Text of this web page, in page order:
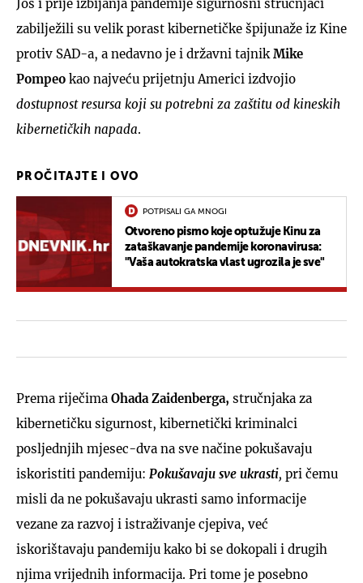
Još i prije izbijanja pandemije sigurnosni stručnjaci
zabilježili su velik porast kibernetičke špijunaže iz Kine
protiv SAD-a, a nedavno je i državni tajnik Mike
Pompeo kao najveću prijetnju Americi izdvojio
dostupnost resursa koji su potrebni za zaštitu od kineskih
kibernetičkih napada.
PROČITAJTE I OVO
POTPISALI GA MNOGI
Otvoreno pismo koje optužuje Kinu za
zataškavanje pandemije koronavirusa:
"Vaša autokratska vlast ugrozila je sve"
Prema riječima Ohada Zaidenberga, stručnjaka za
kibernetičku sigurnost, kibernetički kriminalci
posljednjih mjesec-dva na sve načine pokušavaju
iskoristiti pandemiju: Pokušavaju sve ukrasti, pri čemu
misli da ne pokušavaju ukrasti samo informacije
vezane za razvoj i istraživanje cjepiva, već
iskorištavaju pandemiju kako bi se dokopali i drugih
njima vrijednih informacija. Pri tome je posebno